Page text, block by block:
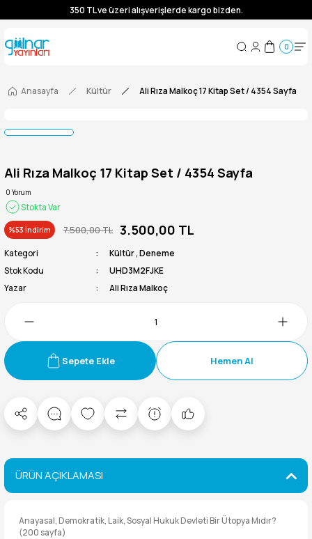
350 TL ve üzeri alışverişlerde kargo bizden.
350 TL ve üzeri alışverişlerde kargo bizden.
0
Anasayfa Kültür Ali Rıza Malkoç 17 Kitap Set / 4354 Sayfa
Ali Rıza Malkoç 17 Kitap Set / 4354 Sayfa
0 Yorum
Stokta Var
%53 İndirim 7.500,00 TL 3.500,00 TL
Kategori Kültür,Deneme
Stok Kodu
UHD3M2FJKE
Yazar
Ali Rıza Malkoç
Sepete Ekle Hemen Al
ÜRÜN AÇIKLAMASI
Anayasal, Demokratik, Laik, Sosyal Hukuk Devleti Bir Ütopya Mıdır?
(200 sayfa)